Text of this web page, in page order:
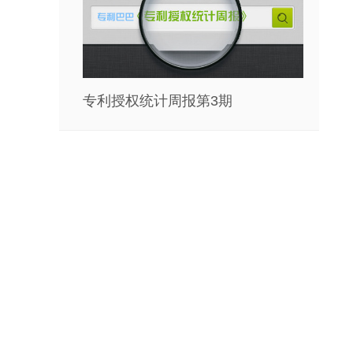
专利授权统计周报第3期